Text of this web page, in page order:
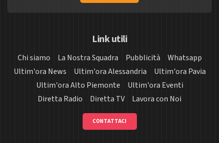
Link utili
Chi siamo La Nostra Squadra Pubblicità
Whatsapp
Ultim'ora News
Ultim'ora Alessandria
Ultim'ora Pavia
Ultim'ora Alto Piemonte
Ultim'ora Eventi
Diretta Radio
Diretta TV Lavora con Noi
CONTATTACI